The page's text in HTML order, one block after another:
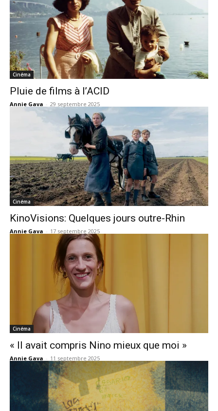
Cinéma
Pluie de films à l’ACID
Annie Gava - 29 septembre 2025
Cinéma
KinoVisions: Quelques jours outre-Rhin
Annie Gava - 17 septembre 2025
Cinéma
« Il avait compris Nino mieux que moi »
Annie Gava - 11 septembre 2025